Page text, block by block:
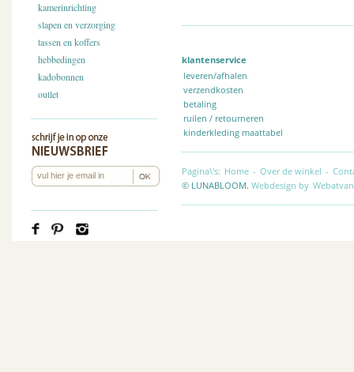
kamerinrichting
slapen en verzorging
tassen en koffers
hebbedingen
kadobonnen
outlet
klantenservice
leveren/afhalen
verzendkosten
betaling
ruilen / retourneren
kinderkleding maattabel
Pagina\'s: Home - Over de winkel -
© LUNABLOOM. Webdesign by